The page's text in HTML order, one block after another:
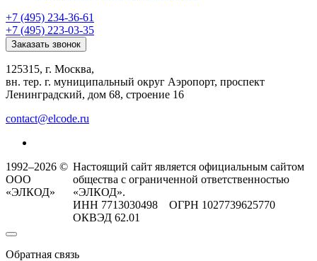
+7 (495) 234-36-61
+7 (495) 223-03-35
Заказать звонок
125315, г. Москва,
вн. тер. г. муниципальный округ Аэропорт, проспект
Ленинградский, дом 68, строение 16
contact@elcode.ru
1992–2026 ©
ООО
«ЭЛКОД»
Настоящий сайт является официальным сайтом
общества с ограниченной ответственностью
«ЭЛКОД».
ИНН 7713030498 ОГРН 1027739625770
ОКВЭД 62.01
Обратная связь